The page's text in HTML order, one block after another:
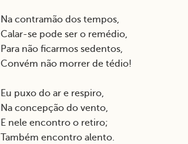
Na contramão dos tempos,
Calar-se pode ser o remédio,
Para não ficarmos sedentos,
Convém não morrer de tédio!
Eu puxo do ar e respiro,
Na concepção do vento,
E nele encontro o retiro;
Também encontro alento.